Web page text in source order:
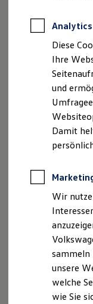
Anpfiff
Elektromobilität
ID.
ID.
Reichweite
Batterie
Kosten
Der neue
So geht neu.
Entdecken
Mehr zum
Diese
Ihre
und
Damit
Wir
sammeln
unsere
welche
wie Sie